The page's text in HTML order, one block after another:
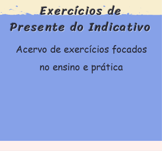
Exercícios de
Presente do Indicativo
Acervo de exercícios focados
no ensino e prática